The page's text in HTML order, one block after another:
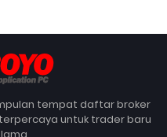
tempat daftar broker
untuk trader baru